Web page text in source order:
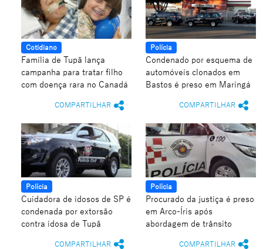
Cotidiano
Família de Tupã lança
campanha para tratar filho
com doença rara no Canadá
COMPARTILHAR
Polícia
Condenado por esquema de
automóveis clonados em
Bastos é preso em Maringá
COMPARTILHAR
Polícia
Cuidadora de idosos de SP é
condenada por extorsão
contra idosa de Tupã
COMPARTILHAR
Polícia
Procurado da justiça é preso
em Arco-Íris após
abordagem de trânsito
COMPARTILHAR